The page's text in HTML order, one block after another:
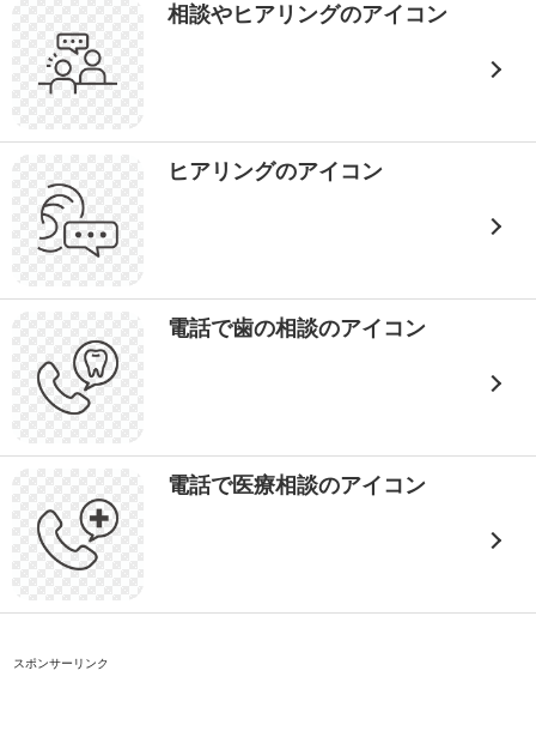
相談やヒアリングのアイコン
ヒアリングのアイコン
電話で歯の相談のアイコン
電話で医療相談のアイコン
スポンサーリンク